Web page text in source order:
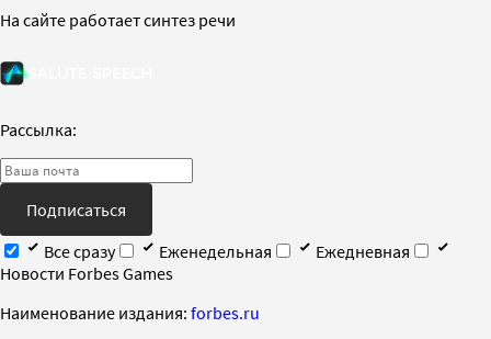
На сайте работает синтез речи
Рассылка:
Подписаться
Все сразу
Еженедельная
Ежедневная
Новости Forbes Games
Наименование издания: forbes.ru